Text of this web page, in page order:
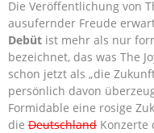
Die Veröffentlichung von
ausufernder Freude
Debüt ist mehr als nur
bezeichnet, das was The
schon jetzt als „die
persönlich davon
Formidable eine rosige
die Deutschland Konzerte